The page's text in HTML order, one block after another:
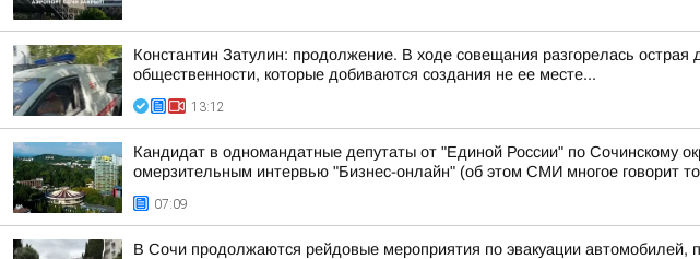
Константин Затулин: продолжение. В ходе совещания разгорелась
общественности, которые добиваются создания не ее месте...
13:12
Кандидат в одномандатные депутаты от "Единой России" по Сочинскому
омерзительным интервью "Бизнес-онлайн" (об этом СМИ многое говорит
07:09
В Сочи продолжаются рейдовые мероприятия по эвакуации автомобилей,